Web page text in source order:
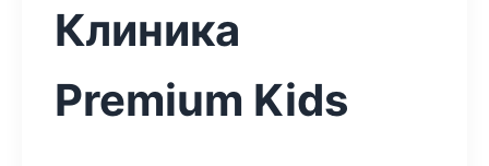
Клиника
Premium Kids